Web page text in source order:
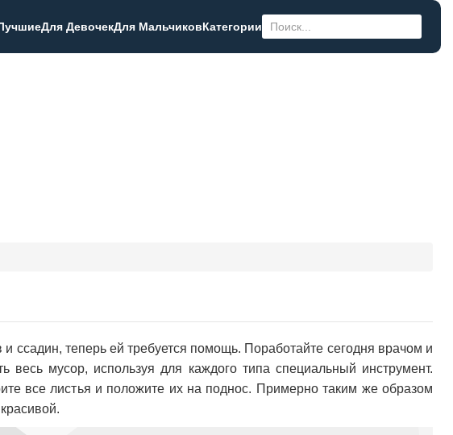
Для ДевочекДля МальчиковКатегории
ссадин, теперь ей требуется помощь. Поработайте сегодня врачом и
весь мусор, используя для каждого типа специальный инструмент.
все листья и положите их на поднос. Примерно таким же образом